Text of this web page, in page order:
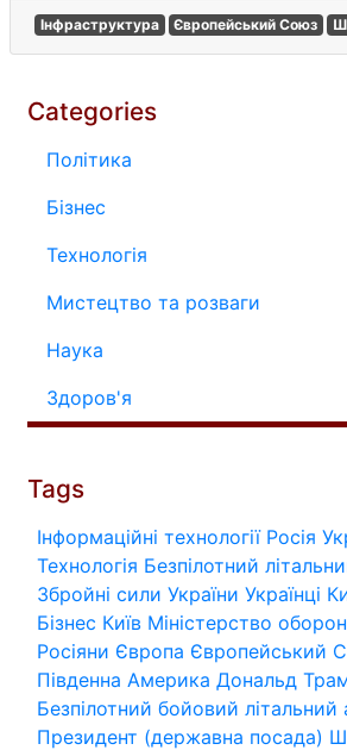
Інфраструктура Європейський Союз
Categories
Політика
Бізнес
Технологія
Мистецтво та розваги
Наука
Здоров'я
Tags
Інформаційні технології Росія
Технологія Безпілотний
Збройні сили України Українці
Бізнес Київ Міністерство
Росіяни Європа Європейський
Південна Америка Дональд
Безпілотний бойовий літальний
Президент (державна посада)